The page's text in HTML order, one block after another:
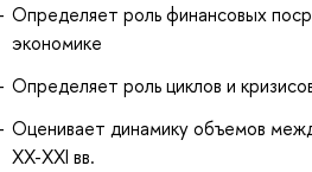
Определяет роль финансовых
экономике
Определяет роль циклов и
Оценивает динамику объемов
XX-XXI вв.